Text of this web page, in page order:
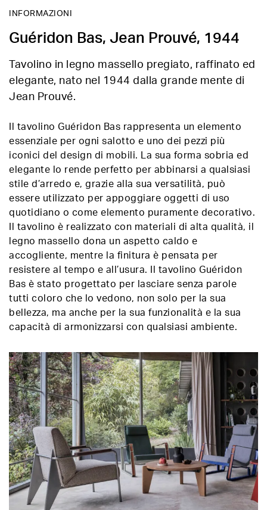
INFORMAZIONI
Guéridon Bas, Jean Prouvé, 1944
Tavolino in legno massello pregiato, raffinato ed
elegante, nato nel 1944 dalla grande mente di
Jean Prouvé.
Il tavolino Guéridon Bas rappresenta un elemento
essenziale per ogni salotto e uno dei pezzi più
iconici del design di mobili. La sua forma sobria ed
elegante lo rende perfetto per abbinarsi a qualsiasi
stile d’arredo e, grazie alla sua versatilità, può
essere utilizzato per appoggiare oggetti di uso
quotidiano o come elemento puramente decorativo.
Il tavolino è realizzato con materiali di alta qualità, il
legno massello dona un aspetto caldo e
accogliente, mentre la finitura è pensata per
resistere al tempo e all’usura. Il tavolino Guéridon
Bas è stato progettato per lasciare senza parole
tutti coloro che lo vedono, non solo per la sua
bellezza, ma anche per la sua funzionalità e la sua
capacità di armonizzarsi con qualsiasi ambiente.